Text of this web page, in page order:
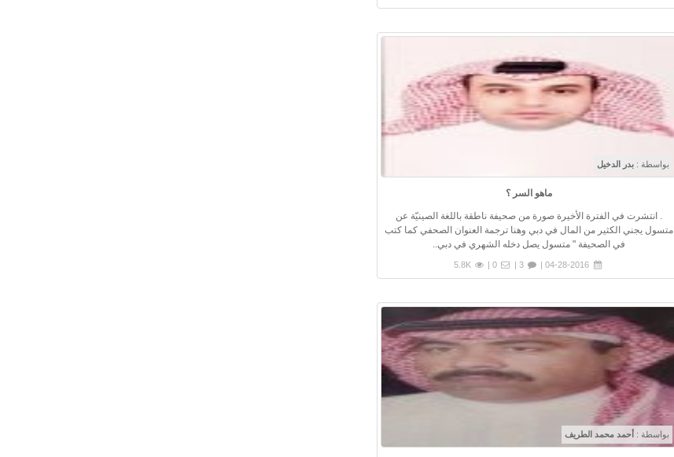
بواسطة : بدر الدخيل
ماهو السر ؟
. انتشرت في الفترة الأخيرة صورة من صحيفة ناطقة باللغة الصينيّة ‏عن
متسول يجني الكثير من المال في دبي وهنا ترجمة العنوان الصحفي كما كتب
في الصحيفة " متسول يصل دخله الشهري في دبي..
04-28-2016 |
3 |
5.8K
بواسطة : أحمد محمد الطريف